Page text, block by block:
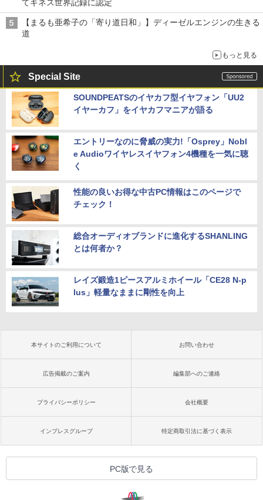
てギネス世界記録に認定
【まるも亜希子の「寄り道日和」】ディーゼルエンジンの生きる
道
もっと見る
Special Site
SOUNDPEATSのイヤカフ型イヤフォン「UU2
イヤーカフ」をイヤカフマニアが語る
エントリーなのに脅威の実力!「Osprey」Nobl
e Audioワイヤレスイヤフォン4機種を一気に聴
く
性能の良いお得な中古PC情報はこのページで
チェック！
総合オーディオブランドに進化するSHANLING
とは何者か？
レイズ鍛造1ピースアルミホイール「CE28 N-p
lus」軽量なままに剛性を向上
本サイトのご利用について お問い合わせ
広告掲載のご案内 編集部へのご連絡
プライバシーポリシー 会社概要
インプレスグループ 特定商取引法に基づく表示
PC版で見る